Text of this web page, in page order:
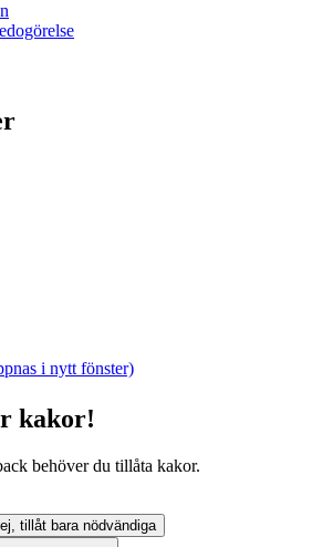
i nytt fönster)
kakor!
behöver du tillåta kakor.
tillåt bara nödvändiga